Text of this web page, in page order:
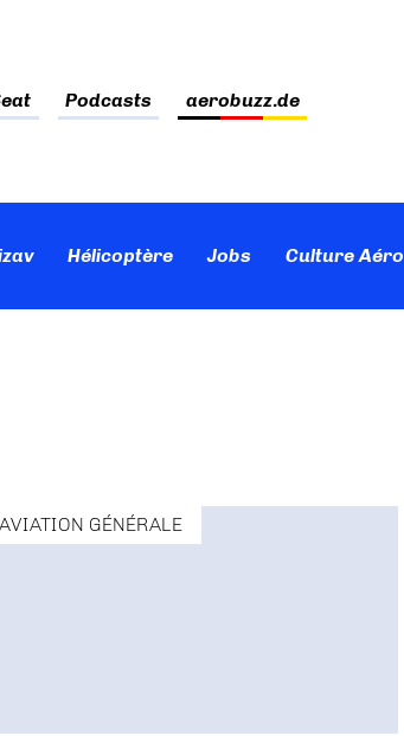
Podcasts aerobuzz.de
Hélicoptère Jobs Culture Aéro
AVIATION GÉNÉRALE